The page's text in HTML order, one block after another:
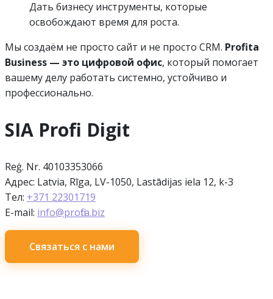
Дать бизнесу инструменты, которые
освобождают время для роста.
Мы создаём не просто сайт и не просто CRM. Profita
Business — это цифровой офис, который помогает
вашему делу работать системно, устойчиво и
профессионально.
SIA Profi Digit
Reģ. Nr. 40103353066
Адрес: Latvia, Rīga, LV-1050, Lastādijas iela 12, k-3
Тел: +371 22301719
E-mail: info@profita.biz
Связаться с нами